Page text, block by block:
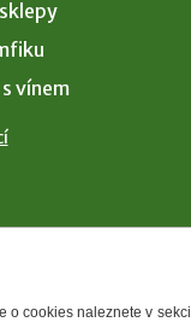
vínem
o cookies naleznete v sekci